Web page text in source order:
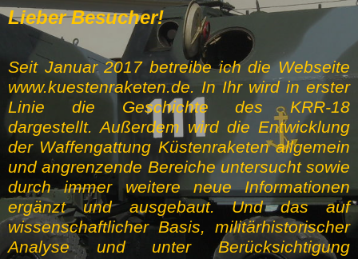
Lieber Besucher!
Seit Januar 2017 betreibe ich die Webseite
www.kuestenraketen.de. In Ihr wird in erster
Linie die Geschichte des KRR-18
dargestellt. Außerdem wird die Entwicklung
der Waffengattung Küstenraketen allgemein
und angrenzende Bereiche untersucht sowie
durch immer weitere neue Informationen
ergänzt und ausgebaut. Und das auf
wissenschaftlicher Basis, militärhistorischer
Analyse und unter Berücksichtigung